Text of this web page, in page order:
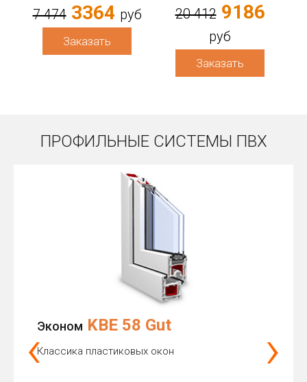
7 4743364 руб
Заказать
20 4129186
руб
Заказать
ПРОФИЛЬНЫЕ СИСТЕМЫ ПВХ
Эконом KBE 58 Gut
Классика пластиковых окон
‹ ›